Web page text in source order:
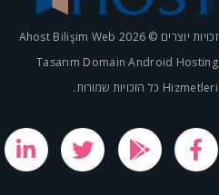
זכויות יוצרים © 2026 Ahost Bilişim Web
Tasarım Domain Android Hosting
Hizmetleri כל הזכויות שמורות.